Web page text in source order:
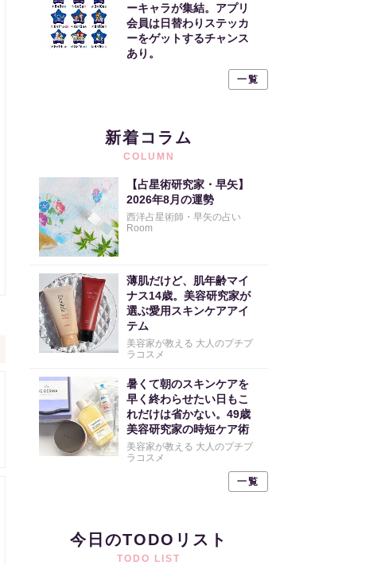
ーキャラが集結。アプリ
会員は日替わりステッカ
ーをゲットするチャンス
あり。
一覧
新着コラム
COLUMN
【占星術研究家・早矢】
2026年8月の運勢
西洋占星術師・早矢の占い
Room
薄肌だけど、肌年齢マイ
ナス14歳。美容研究家が
選ぶ愛用スキンケアアイ
テム
美容家が教える 大人のプチプ
ラコスメ
暑くて朝のスキンケアを
早く終わらせたい日もこ
れだけは省かない。49歳
美容研究家の時短ケア術
美容家が教える 大人のプチプ
ラコスメ
一覧
今日のTODOリスト
TODO LIST